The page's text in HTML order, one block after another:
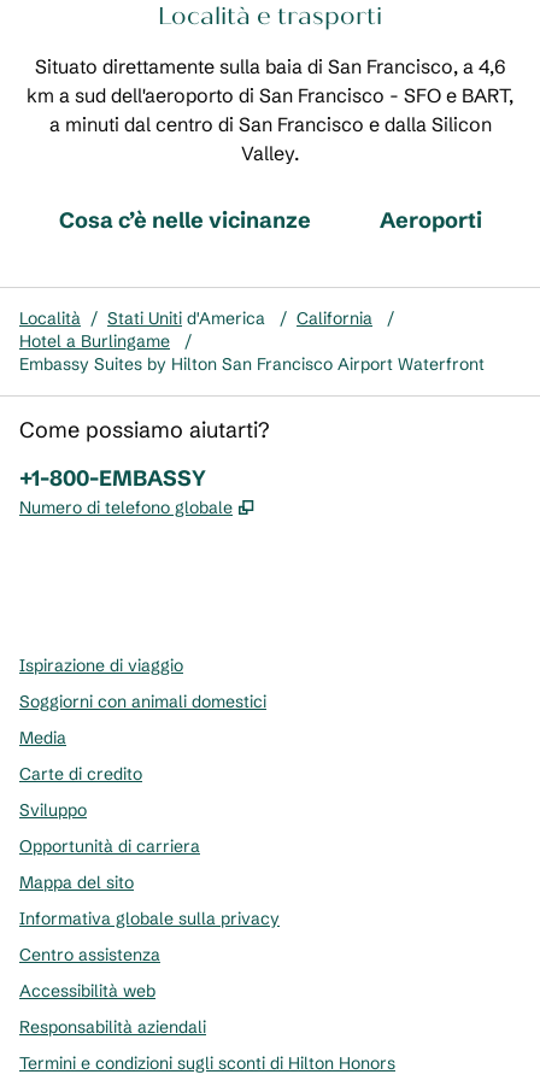
Località e trasporti
Situato direttamente sulla baia di San Francisco, a 4,6
km a sud dell'aeroporto di San Francisco - SFO e BART,
a minuti dal centro di San Francisco e dalla Silicon
Valley.
Cosa c’è nelle vicinanze Aeroporti
Località / Stati Uniti d'America / California
/
Hotel a Burlingame
/
Embassy Suites by Hilton San Francisco Airport Waterfront
Come possiamo aiutarti?
Telefono:
+1-800-EMBASSY
Numero di telefono globale ,
Ispirazione di viaggio
Soggiorni con animali domestici
Media
Carte di credito
Sviluppo
Opportunità di carriera
Mappa del sito
Informativa globale sulla privacy
Centro assistenza
Accessibilità web
Responsabilità aziendali
Termini e condizioni sugli sconti di Hilton Honors